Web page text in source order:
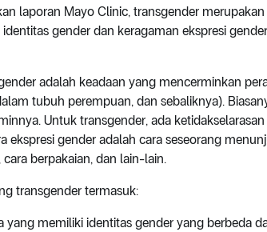
laporan Mayo Clinic, transgender
gender dan keragaman ekspresi
adalah keadaan yang mencerminkan
tubuh perempuan, dan sebaliknya).
Untuk transgender, ada
ekspresi gender adalah cara seseorang
cara berpakaian, dan lain-lain.
transgender termasuk:
yang memiliki identitas gender yang berbeda